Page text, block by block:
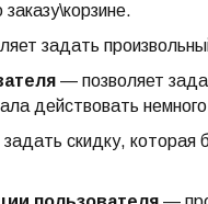
задать
— позволяет
действовать
скидку, которая